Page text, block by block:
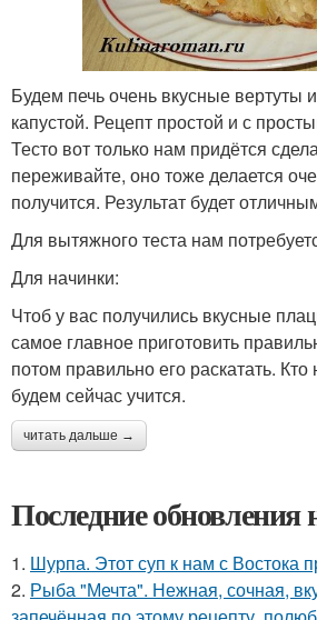
Будем печь очень вкусные вертуты
капустой. Рецепт простой и с
Тесто вот только нам придётся
переживайте, оно тоже делается
получится. Результат будет
Для вытяжного теста нам
Для начинки:
Чтоб у вас получились вкусные
самое главное приготовить
потом правильно его раскатать. Кто
будем сейчас учится.
читать дальше →
Последние обновления
1. Шурпа. Этот суп к нам с Востока
2. Рыба "Мечта". Нежная, сочная,